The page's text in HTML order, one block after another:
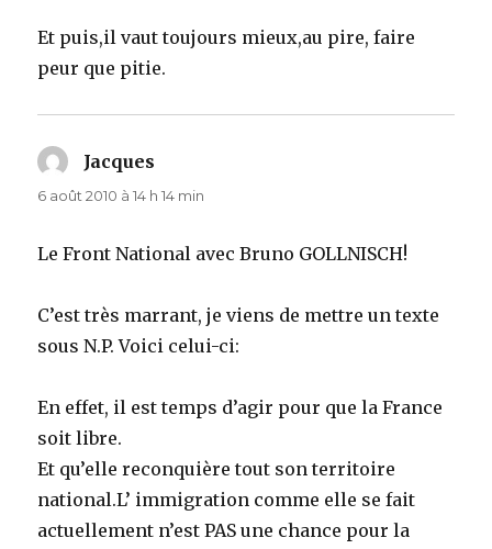
Et puis,il vaut toujours mieux,au pire, faire
peur que pitie.
Jacques
6 août 2010 à 14 h 14 min
Le Front National avec Bruno GOLLNISCH!
C’est très marrant, je viens de mettre un texte
sous N.P. Voici celui-ci:
En effet, il est temps d’agir pour que la France
soit libre.
Et qu’elle reconquière tout son territoire
national.L’ immigration comme elle se fait
actuellement n’est PAS une chance pour la